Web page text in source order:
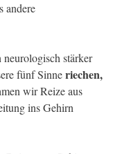
andere
stärker
fünf Sinneriechen,
wir Reize aus
ins Gehirn